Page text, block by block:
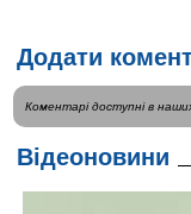
Додати
Коментарі доступні в
Відеоновини